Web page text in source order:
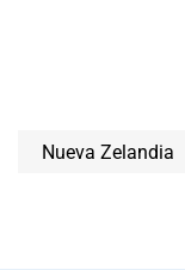
Nueva Zelandia